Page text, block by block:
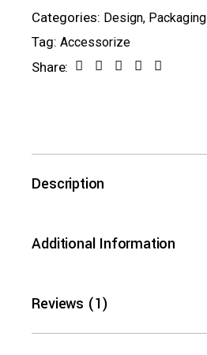
Categories: Design, Packaging
Tag: Accessorize
Share:
Description
Additional Information
Reviews (1)